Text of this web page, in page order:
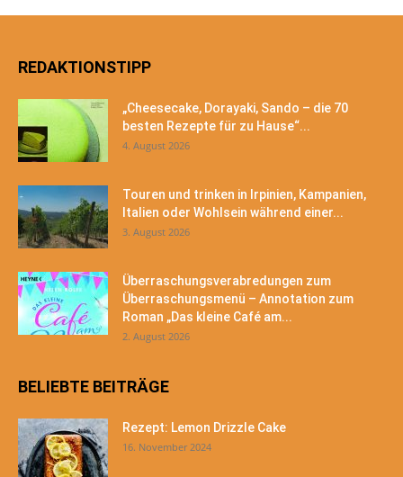
REDAKTIONSTIPP
„Cheesecake, Dorayaki, Sando – die 70
besten Rezepte für zu Hause“...
4. August 2026
Touren und trinken in Irpinien, Kampanien,
Italien oder Wohlsein während einer...
3. August 2026
Überraschungsverabredungen zum
Überraschungsmenü – Annotation zum
Roman „Das kleine Café am...
2. August 2026
BELIEBTE BEITRÄGE
Rezept: Lemon Drizzle Cake
16. November 2024